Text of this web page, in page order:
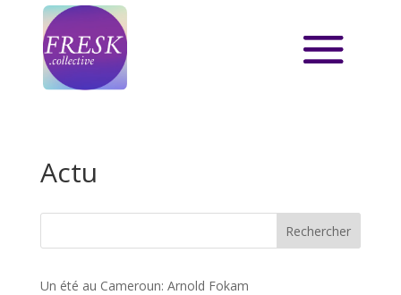
Actu
Rechercher
Un été au Cameroun: Arnold Fokam